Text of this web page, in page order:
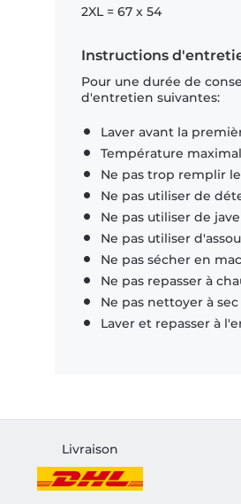
2XL = 67 x 54
Instructions
Pour une durée de
d'entretien suivantes:
Laver avant la
Température
Ne pas trop remplir
Ne pas utiliser de
Ne pas utiliser de
Ne pas utiliser
Ne pas sécher en
Ne pas repasser à
Ne pas nettoyer à sec
Laver et repasser à
Livraison